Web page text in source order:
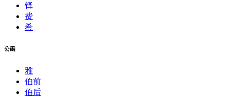
铎
费
希
公函
雅
伯前
伯后